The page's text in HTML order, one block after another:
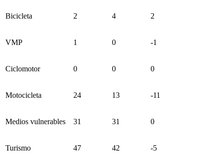
Bicicleta 2 4 2
VMP 1 0 -1
Ciclomotor 0 0 0
Motocicleta 24 13 -11
Medios vulnerables 31 31 0
Turismo 47 42 -5